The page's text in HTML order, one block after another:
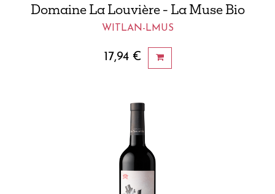
Domaine La Louvière - La Muse Bio
WITLAN-LMUS
17,94€